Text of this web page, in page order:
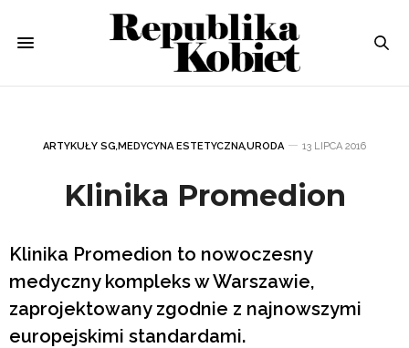
ARTYKUŁY SG,MEDYCYNA ESTETYCZNA,URODA 13 LIPCA 2016
Klinika Promedion
Klinika Promedion to nowoczesny
medyczny kompleks w Warszawie,
zaprojektowany zgodnie z najnowszymi
europejskimi standardami.